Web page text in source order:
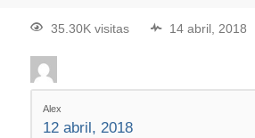
35.30K visitas 14 abril, 2018
Alex
12 abril, 2018